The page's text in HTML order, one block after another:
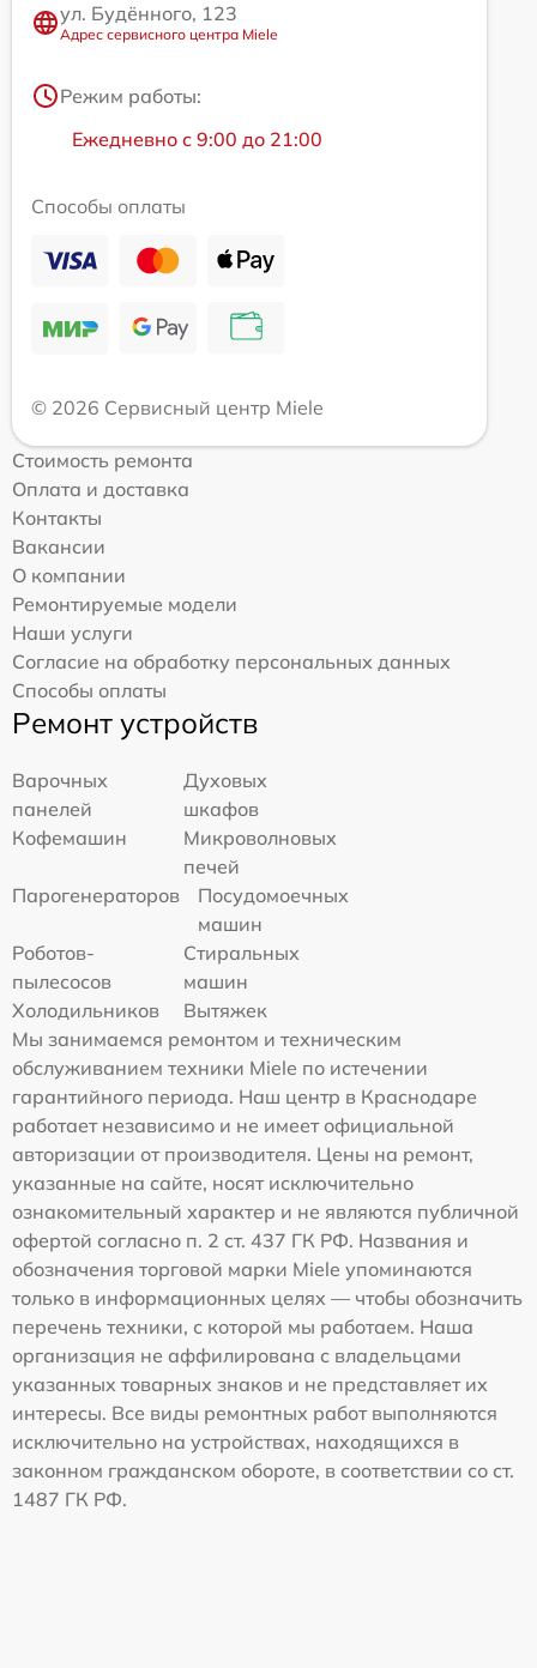
ул. Будённого, 123
Адрес сервисного центра Miele
Режим работы:
Ежедневно с 9:00 до 21:00
Способы оплаты
© 2026 Сервисный центр Miele
Стоимость ремонта
Оплата и доставка
Контакты
Вакансии
О компании
Ремонтируемые модели
Наши услуги
Согласие на обработку персональных данных
Способы оплаты
Ремонт устройств
Варочных
панелей
Духовых
шкафов
Кофемашин
Микроволновых
печей
Парогенераторов
Посудомоечных
машин
Роботов-
пылесосов
Стиральных
машин
Холодильников
Вытяжек
Мы занимаемся ремонтом и техническим
обслуживанием техники Miele по истечении
гарантийного периода. Наш центр в Краснодаре
работает независимо и не имеет официальной
авторизации от производителя. Цены на ремонт,
указанные на сайте, носят исключительно
ознакомительный характер и не являются публичной
офертой согласно п. 2 ст. 437 ГК РФ. Названия и
обозначения торговой марки Miele упоминаются
только в информационных целях — чтобы обозначить
перечень техники, с которой мы работаем. Наша
организация не аффилирована с владельцами
указанных товарных знаков и не представляет их
интересы. Все виды ремонтных работ выполняются
исключительно на устройствах, находящихся в
законном гражданском обороте, в соответствии со ст.
1487 ГК РФ.